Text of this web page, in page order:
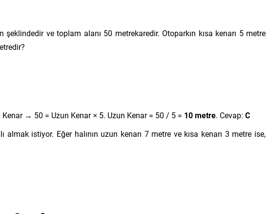
şeklindedir ve toplam alanı 50 metrekaredir. Otoparkın kısa kenarı 5 metre
Kenar → 50 = Uzun Kenar × 5. Uzun Kenar = 50 / 5 = 10 metre. Cevap: C
almak istiyor. Eğer halının uzun kenarı 7 metre ve kısa kenarı 3 metre ise,